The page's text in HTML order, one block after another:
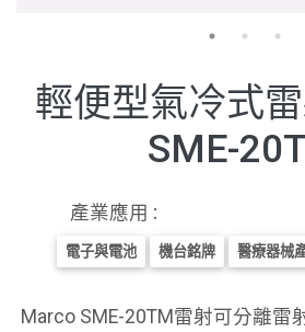
輕便型氣冷式
SME-
產業應用 :
電子與電池 機台銘牌 醫療器械
Marco SME-20TM雷射可分離雷